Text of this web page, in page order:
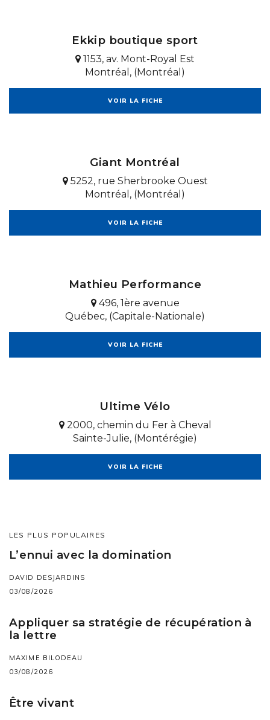
Ekkip boutique sport
1153, av. Mont-Royal Est
Montréal, (Montréal)
VOIR LA FICHE
Giant Montréal
5252, rue Sherbrooke Ouest
Montréal, (Montréal)
VOIR LA FICHE
Mathieu Performance
496, 1ère avenue
Québec, (Capitale-Nationale)
VOIR LA FICHE
Ultime Vélo
2000, chemin du Fer à Cheval
Sainte-Julie, (Montérégie)
VOIR LA FICHE
LES PLUS POPULAIRES
L’ennui avec la domination
DAVID DESJARDINS
03/08/2026
Appliquer sa stratégie de récupération à
la lettre
MAXIME BILODEAU
03/08/2026
Être vivant